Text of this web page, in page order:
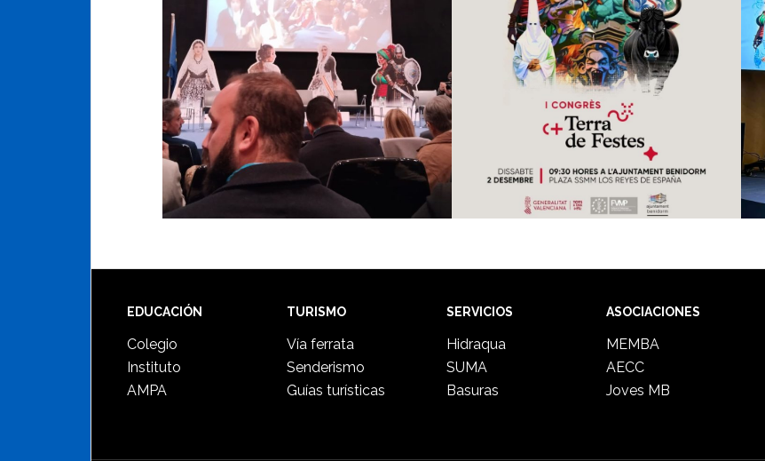
Footer
EDUCACIÓN
Colegio
Instituto
AMPA
TURISMO
Vía ferrata
Senderismo
Guías turísticas
SERVICIOS
Hidraqua
SUMA
Basuras
ASOCIACIONES
MEMBA
AECC
Joves MB